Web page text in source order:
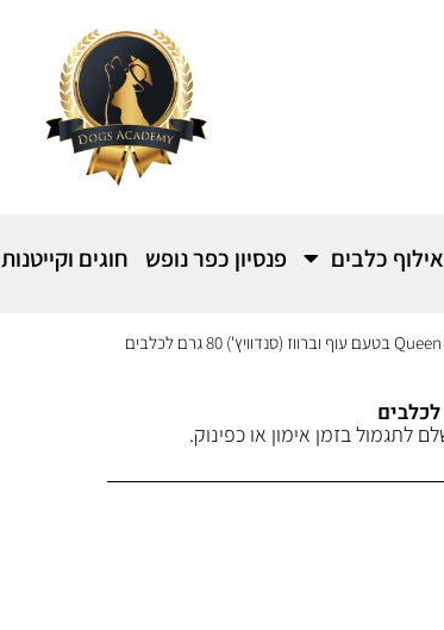
אילוף כלבים פנסיון כפר נופש חוגים וקייטנות